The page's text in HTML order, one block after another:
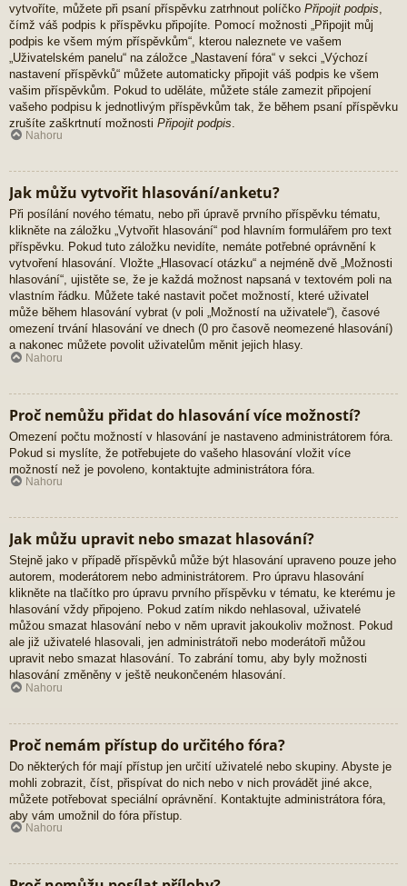
vytvoříte, můžete při psaní příspěvku zatrhnout políčko Připojit podpis
čímž váš podpis k příspěvku připojíte. Pomocí možnosti „Připojit můj
podpis ke všem mým příspěvkům“, kterou naleznete ve vašem
„Uživatelském panelu“ na záložce „Nastavení fóra“ v sekci „Výchozí
nastavení příspěvků“ můžete automaticky připojit váš podpis ke všem
vašim příspěvkům. Pokud to uděláte, můžete stále zamezit připojení
vašeho podpisu k jednotlivým příspěvkům tak, že během psaní příspěvku
zrušíte zaškrtnutí možnosti Připojit podpis
Nahoru
Jak můžu vytvořit hlasování/anketu?
Při posílání nového tématu, nebo při úpravě prvního příspěvku tématu,
klikněte na záložku „Vytvořit hlasování“ pod hlavním formulářem pro text
příspěvku. Pokud tuto záložku nevidíte, nemáte potřebné oprávnění k
vytvoření hlasování. Vložte „Hlasovací otázku“ a nejméně dvě „Možnosti
hlasování“, ujistěte se, že je každá možnost napsaná v textovém poli na
vlastním řádku. Můžete také nastavit počet možností, které uživatel
může během hlasování vybrat (v poli „Možností na uživatele“), časové
omezení trvání hlasování ve dnech (0 pro časově neomezené hlasování)
a nakonec můžete povolit uživatelům měnit jejich hlasy.
Nahoru
Proč nemůžu přidat do hlasování více možností?
Omezení počtu možností v hlasování je nastaveno administrátorem fóra.
Pokud si myslíte, že potřebujete do vašeho hlasování vložit více
možností než je povoleno, kontaktujte administrátora fóra.
Nahoru
Jak můžu upravit nebo smazat hlasování?
Stejně jako v případě příspěvků může být hlasování upraveno pouze jeho
autorem, moderátorem nebo administrátorem. Pro úpravu hlasování
klikněte na tlačítko pro úpravu prvního příspěvku v tématu, ke kterému je
hlasování vždy připojeno. Pokud zatím nikdo nehlasoval, uživatelé
můžou smazat hlasování nebo v něm upravit jakoukoliv možnost. Pokud
ale již uživatelé hlasovali, jen administrátoři nebo moderátoři můžou
upravit nebo smazat hlasování. To zabrání tomu, aby byly možnosti
hlasování změněny v ještě neukončeném hlasování.
Nahoru
Proč nemám přístup do určitého fóra?
Do některých fór mají přístup jen určití uživatelé nebo skupiny. Abyste je
mohli zobrazit, číst, přispívat do nich nebo v nich provádět jiné akce,
můžete potřebovat speciální oprávnění. Kontaktujte administrátora fóra,
aby vám umožnil do fóra přístup.
Nahoru